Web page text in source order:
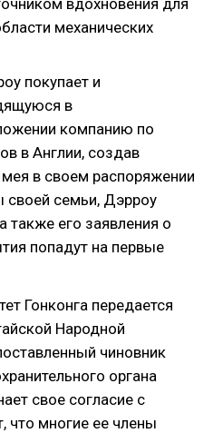
механических
покупает и
в
компанию по
в Англии, создав
в своем распоряжении
своей семьи, Дэрроу
также его заявления о
попадут на первые
Гонконга передается
Народной
чиновник
органа
свое согласие с
что многие ее члены